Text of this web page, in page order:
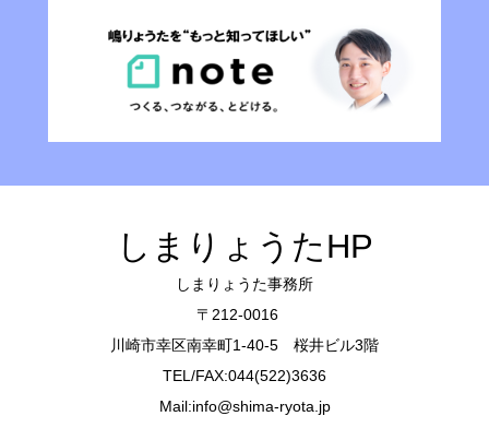
しまりょうたHP
しまりょうた事務所
〒212-0016
川崎市幸区南幸町1-40-5 桜井ビル3階
TEL/FAX:044(522)3636
Mail:info@shima-ryota.jp